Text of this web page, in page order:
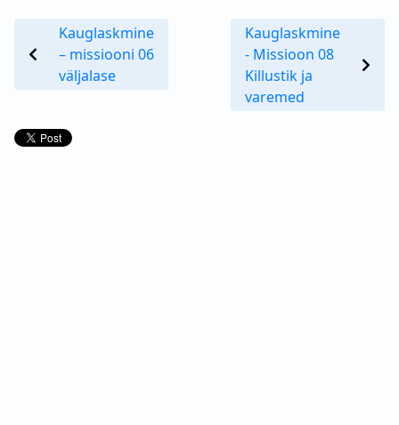
Kauglaskmine
– missiooni 06
väljalase
Kauglaskmine
- Missioon 08
Killustik ja
varemed